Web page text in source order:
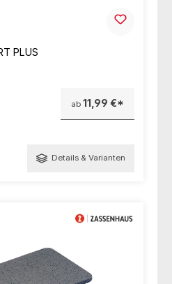
PLUS
ab 11,99 €*
Details & Varianten